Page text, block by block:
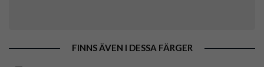
FINNS ÄVEN I DESSA FÄRGER